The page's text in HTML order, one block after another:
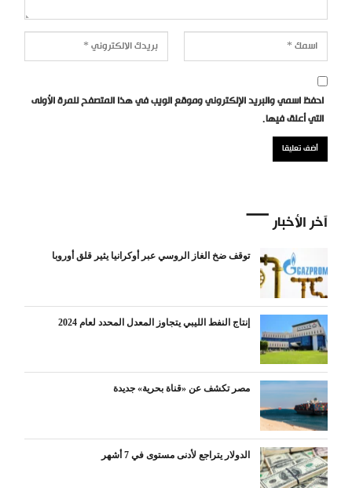
احفظ اسمي والبريد الإلكتروني وموقع الويب في هذا المتصفح للمرة الأولى
التي أعلق فيها.
آخر الأخبار
توقف ضخ الغاز الروسي عبر أوكرانيا يثير قلق أوروبا
إنتاج النفط الليبي يتجاوز المعدل المحدد لعام 2024
مصر تكشف عن «قناة بحرية» جديدة
الدولار يتراجع لأدنى مستوى في 7 أشهر